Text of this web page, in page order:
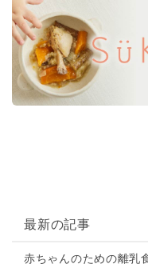
最新の記事
赤ちゃんのための離乳